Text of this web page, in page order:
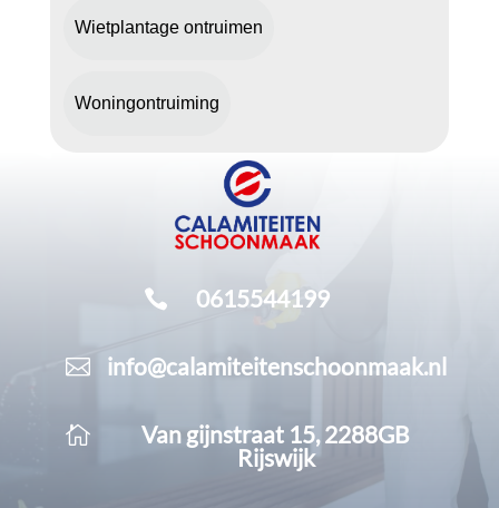
Wietplantage ontruimen
Woningontruiming
 0615544199
 info@calamiteitenschoonmaak.nl

Van gijnstraat 15, 2288GB
Rijswijk